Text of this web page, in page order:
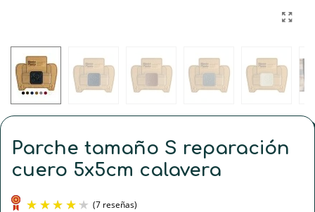
Parche tamaño S reparación
cuero 5x5cm calavera